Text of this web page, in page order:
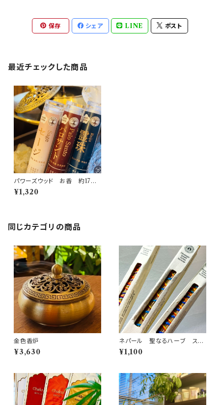
保存 シェア LINE ポスト
最近チェックした商品
パワーズウッド お香 約17本/
セット 無香料 無添加 日本
製
¥1,320
同じカテゴリの商品
金色香炉
¥3,630
ネパール 聖なるハーブ スウ
ィートグラス お香 スマッジング
¥1,100